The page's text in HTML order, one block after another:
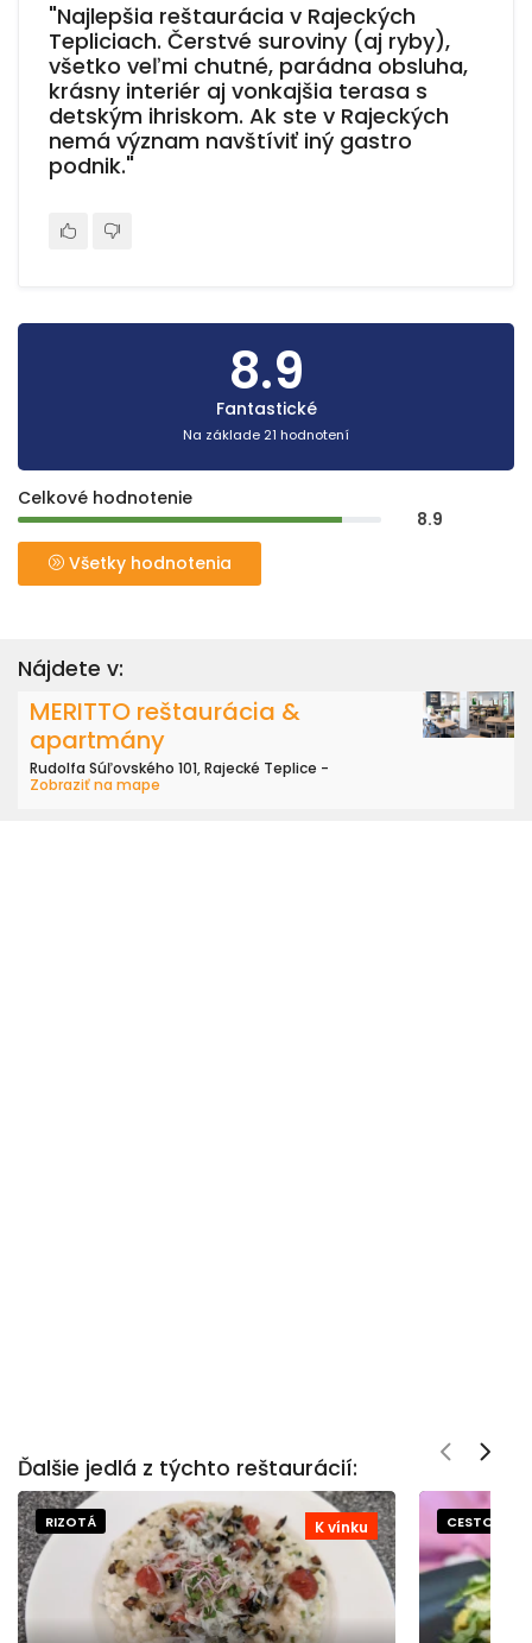
"Najlepšia reštaurácia v Rajeckých
Tepliciach. Čerstvé suroviny (aj ryby),
všetko veľmi chutné, parádna obsluha,
krásny interiér aj vonkajšia terasa s
detským ihriskom. Ak ste v Rajeckých
nemá význam navštíviť iný gastro
podnik."
8.9
Fantastické
Na základe 21 hodnotení
Celkové hodnotenie
8.9
Všetky hodnotenia
Nájdete v:
MERITTO reštaurácia &
apartmány
Rudolfa Súľovského 101, Rajecké Teplice -
Zobraziť na mape
Ďalšie jedlá z týchto reštaurácií:
K vínku
RIZOTÁ CESTOVINY